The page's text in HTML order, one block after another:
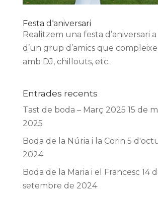
Festa d‘aniversari
Realitzem una festa d’aniversari a
d’un grup d’amics que
amb DJ, chillouts, etc.
Entrades recents
Tast de boda – Març 2025 15 de
2025
Boda de la Núria i la Corin 5
2024
Boda de la Maria i el Francesc 14
setembre de 2024